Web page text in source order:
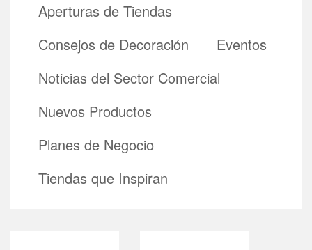
Aperturas de Tiendas
Consejos de Decoración
Eventos
Noticias del Sector Comercial
Nuevos Productos
Planes de Negocio
Tiendas que Inspiran